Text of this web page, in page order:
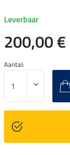
Leverbaar
200,00 €
Aantal: